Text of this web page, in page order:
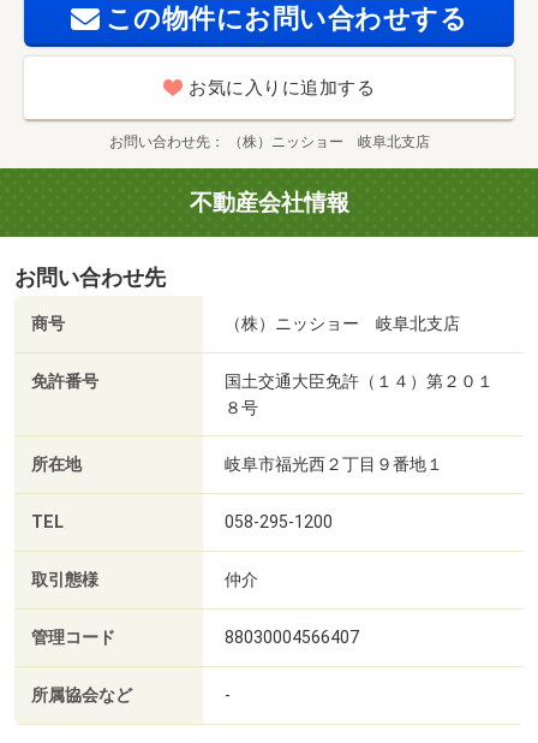
この物件にお問い合わせする
お気に入りに追加する
お問い合わせ先 （株）ニッショー 岐阜北支店
不動産会社情報
お問い合わせ先
商号 （株）ニッショー 岐阜北支店
免許番号
国土交通大臣免許（１４）第２０１
８号
所在地 岐阜市福光西２丁目９番地１
TEL 058-295-1200
取引態様 仲介
管理コード 88030004566407
所属協会など -